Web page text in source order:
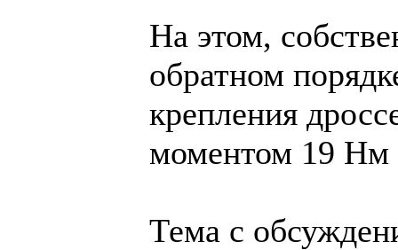
На этом,
обратном
крепления
моментом 19 Нм
Тема с